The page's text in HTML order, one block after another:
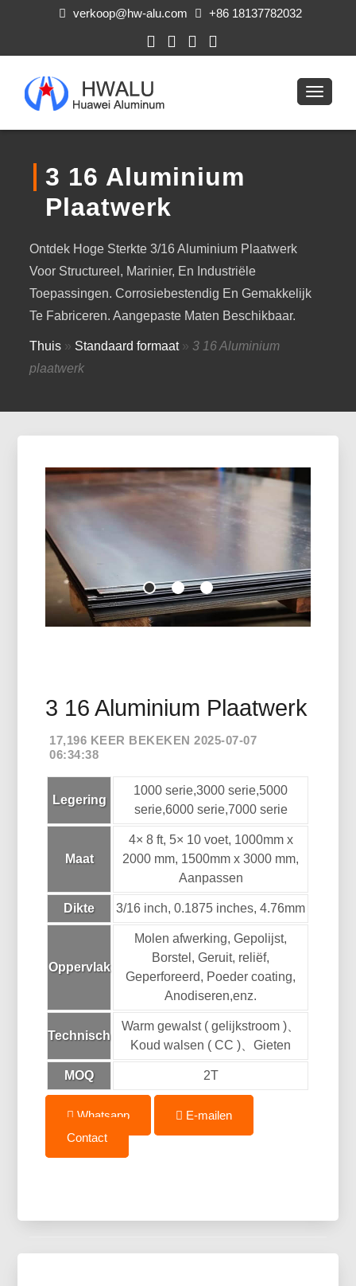
verkoop@hw-alu.com +86 18137782032
3 16 Aluminium
Plaatwerk
Ontdek Hoge Sterkte 3/16 Aluminium Plaatwerk
Voor Structureel, Marinier, En Industriële
Toepassingen. Corrosiebestendig En Gemakkelijk
Te Fabriceren. Aangepaste Maten Beschikbaar.
Thuis » Standaard formaat»3 16 Aluminium
plaatwerk
3 16 Aluminium Plaatwerk
17,196 KEER BEKEKEN 2025-07-07
06:34:38
Legering
1000 serie,3000 serie,5000
serie,6000 serie,7000 serie
Maat
4× 8 ft, 5× 10 voet, 1000mm x
2000 mm, 1500mm x 3000 mm,
Aanpassen
Dikte 3/16 inch, 0.1875 inches, 4.76mm
Oppervlak
Molen afwerking, Gepolijst,
Borstel, Geruit, reliëf,
Geperforeerd, Poeder coating,
Anodiseren,enz.
Technisch
Warm gewalst ( gelijkstroom )、
Koud walsen ( CC )、Gieten
MOQ 2T
Whatsapp
E-mailen
Contact